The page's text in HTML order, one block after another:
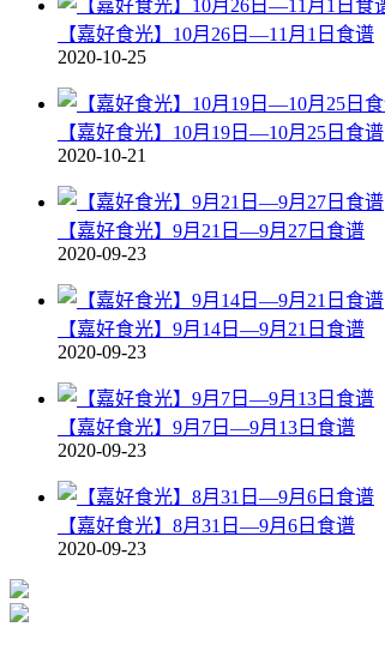
【嘉好食光】10月26日—11月1日食谱
2020-10-25
【嘉好食光】10月19日—10月25日食谱
2020-10-21
【嘉好食光】9月21日—9月27日食谱
2020-09-23
【嘉好食光】9月14日—9月21日食谱
2020-09-23
【嘉好食光】9月7日—9月13日食谱
2020-09-23
【嘉好食光】8月31日—9月6日食谱
2020-09-23